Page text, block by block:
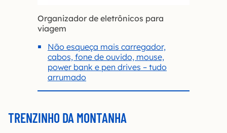
Organizador de eletrônicos para
viagem
Não esqueça mais carregador,
cabos, fone de ouvido, mouse,
power bank e pen drives – tudo
arrumado
TRENZINHO DA MONTANHA